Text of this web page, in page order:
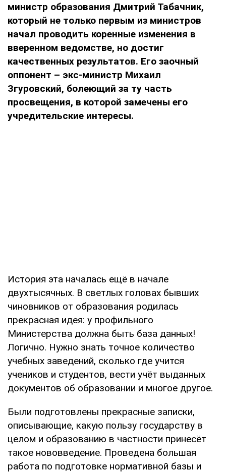
министр образования Дмитрий Табачник,
который не только первым из министров
начал проводить коренные изменения в
вверенном ведомстве, но достиг
качественных результатов. Его заочный
оппонент – экс-министр Михаил
Згуровский, болеющий за ту часть
просвещения, в которой замечены его
учредительские интересы.
История эта началась ещё в начале
двухтысячных. В светлых головах бывших
чиновников от образования родилась
прекрасная идея: у профильного
Министерства должна быть база данных!
Логично. Нужно знать точное количество
учебных заведений, сколько где учится
учеников и студентов, вести учёт выданных
документов об образовании и многое другое.
Были подготовлены прекрасные записки,
описывающие, какую пользу государству в
целом и образованию в частности принесёт
такое нововведение. Проведена большая
работа по подготовке нормативной базы и